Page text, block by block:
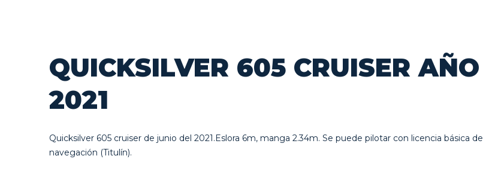
QUICKSILVER 605 CRUISER AÑO
2021
Quicksilver 605 cruiser de junio del 2021.Eslora 6m, manga 2.34m. Se puede pilotar con licencia básica de
navegación (Titulín).